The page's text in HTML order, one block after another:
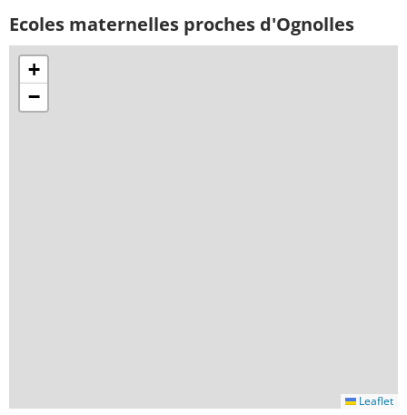
Ecoles maternelles proches d'Ognolles
+
−
Leaflet